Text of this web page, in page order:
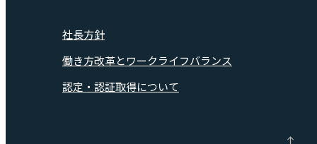
社長方針
働き方改革とワークライフバランス
認定・認証取得について